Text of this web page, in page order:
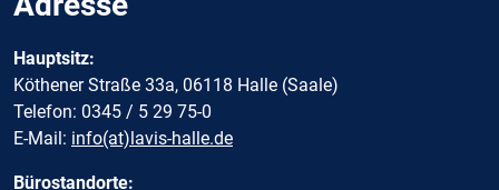
Hauptsitz:
Köthener Straße 33a, 06118 Halle (Saale)
Telefon: 0345 / 5 29 75-0
E-Mail: info(at)lavis-halle.de
Bürostandorte: